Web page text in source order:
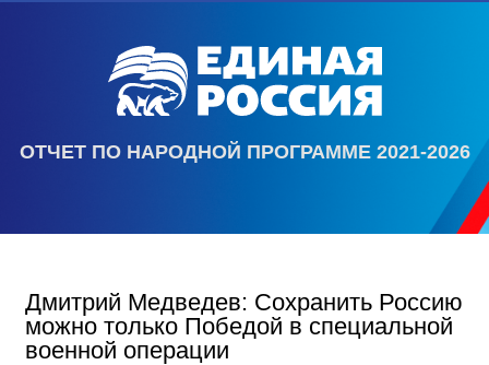
ОТЧЕТ ПО НАРОДНОЙ ПРОГРАММЕ 2021-2026
Дмитрий Медведев: Сохранить Россию
можно только Победой в специальной
военной операции